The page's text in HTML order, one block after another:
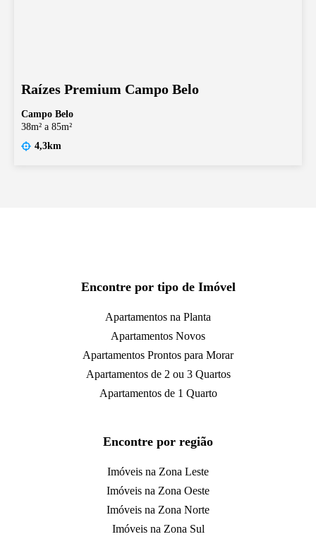
Raízes Premium Campo Belo
Campo Belo
38m² a 85m²
4,3km
Encontre por tipo de Imóvel
Apartamentos na Planta
Apartamentos Novos
Apartamentos Prontos para Morar
Apartamentos de 2 ou 3 Quartos
Apartamentos de 1 Quarto
Encontre por região
Imóveis na Zona Leste
Imóveis na Zona Oeste
Imóveis na Zona Norte
Imóveis na Zona Sul